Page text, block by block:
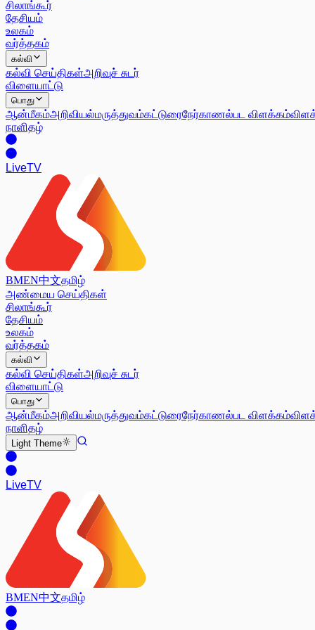
சிலாங்கூர்
தேசியம்
உலகம்
வர்த்தகம்
கல்வி
கல்வி செய்திகள்அறிவுச் சுடர்
விளையாட்டு
பொது
ஆன்மீகம்அறிவியல்மருத்துவம்கட்டுரைநேர்காணல்பட விளக்கம்
நாளிதழ்
LiveTV
BMEN中文தமிழ்
அண்மைய செய்திகள்
சிலாங்கூர்
தேசியம்
உலகம்
வர்த்தகம்
கல்வி
கல்வி செய்திகள்அறிவுச் சுடர்
விளையாட்டு
பொது
ஆன்மீகம்அறிவியல்மருத்துவம்கட்டுரைநேர்காணல்பட விளக்கம்
நாளிதழ்
Light Theme
LiveTV
BMEN中文தமிழ்